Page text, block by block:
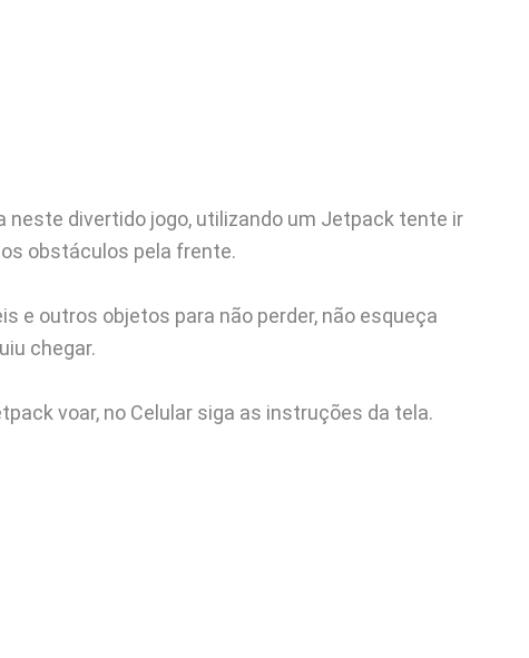
divertido jogo, utilizando um Jetpack tente ir
obstáculos pela frente.
e outros objetos para não perder, não esqueça
chegar.
voar, no Celular siga as instruções da tela.